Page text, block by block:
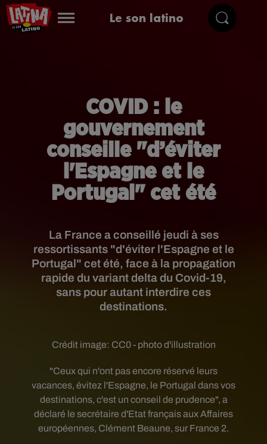
Le son latino
COVID : le
gouvernement
conseille "d’éviter
l'Espagne et le
Portugal" cet été
La France a conseillé jeudi à ses
ressortissants "d'éviter l'Espagne et le
Portugal" cet été, face à la propagation
rapide du variant delta du Covid-19,
sans pour autant interdire ces
destinations.
Crédit image: CC0 - photo d'illustration
"Ceux qui n'ont pas encore réservé leurs
vacances, évitez l'Espagne, le Portugal dans vos
destinations, c'est un conseil de prudence", a
déclaré le secrétaire d'Etat français aux Affaires
européennes, Clément Beaune, sur France 2.